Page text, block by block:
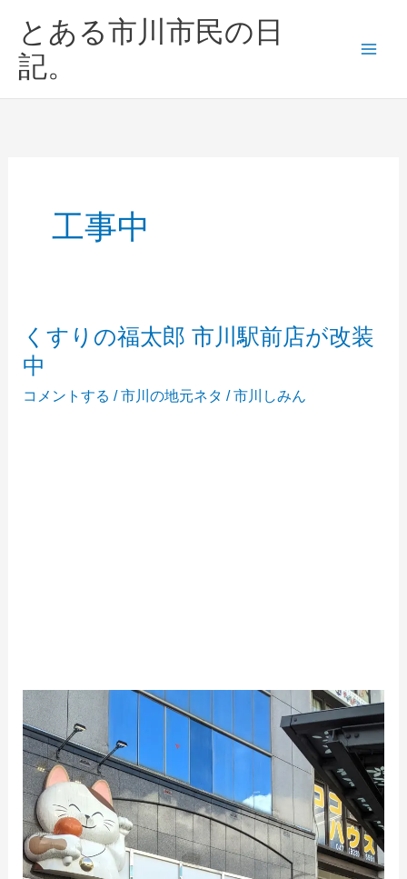
キ
とある市川市民の日
記。
工事中
くすりの福太郎 市川駅前店が改装
中
コメントする /市川の地元ネタ /市川しみん